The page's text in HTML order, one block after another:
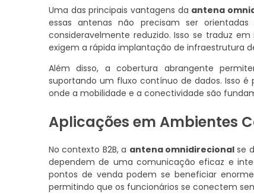
Uma das principais vantagens da antena
essas antenas não precisam ser
consideravelmente reduzido. Isso se traduz
exigem a rápida implantação de infraestrutura
Além disso, a cobertura abrangente
suportando um fluxo contínuo de dados. Isso
onde a mobilidade e a conectividade são
Aplicações em Ambientes
No contexto B2B, a antena omnidirecionalse
dependem de uma comunicação eficaz e
pontos de venda podem se beneficiar
permitindo que os funcionários se conectem